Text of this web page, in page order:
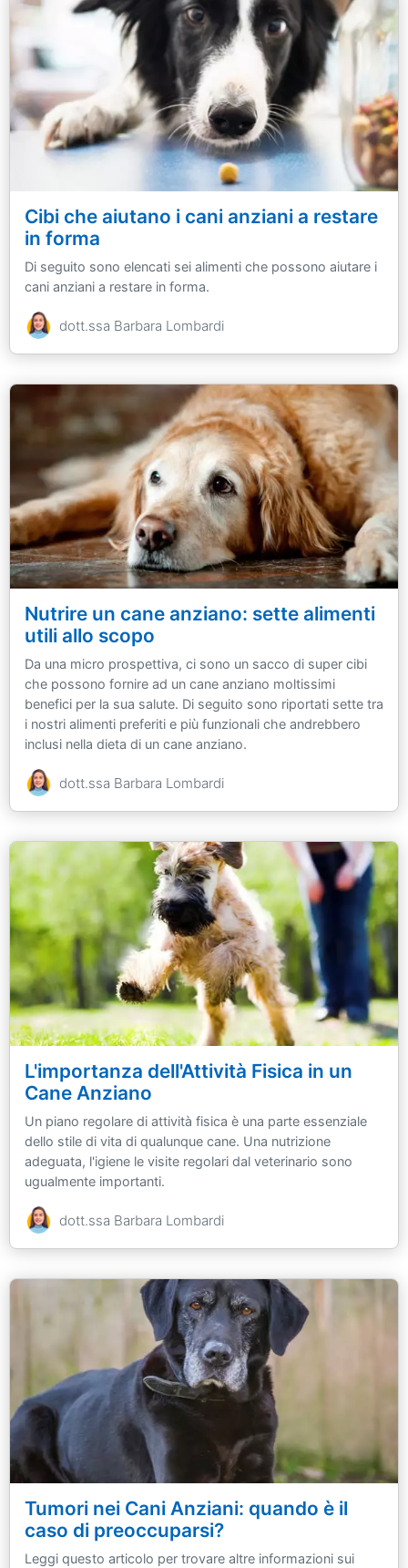
Cibi che aiutano i cani anziani a restare
in forma
Di seguito sono elencati sei alimenti che possono aiutare i
cani anziani a restare in forma.
dott.ssa Barbara Lombardi
Nutrire un cane anziano: sette alimenti
utili allo scopo
Da una micro prospettiva, ci sono un sacco di super cibi
che possono fornire ad un cane anziano moltissimi
benefici per la sua salute. Di seguito sono riportati sette tra
i nostri alimenti preferiti e più funzionali che andrebbero
inclusi nella dieta di un cane anziano.
dott.ssa Barbara Lombardi
L'importanza dell'Attività Fisica in un
Cane Anziano
Un piano regolare di attività fisica è una parte essenziale
dello stile di vita di qualunque cane. Una nutrizione
adeguata, l'igiene le visite regolari dal veterinario sono
ugualmente importanti.
dott.ssa Barbara Lombardi
Tumori nei Cani Anziani: quando è il
caso di preoccuparsi?
Leggi questo articolo per trovare altre informazioni sui